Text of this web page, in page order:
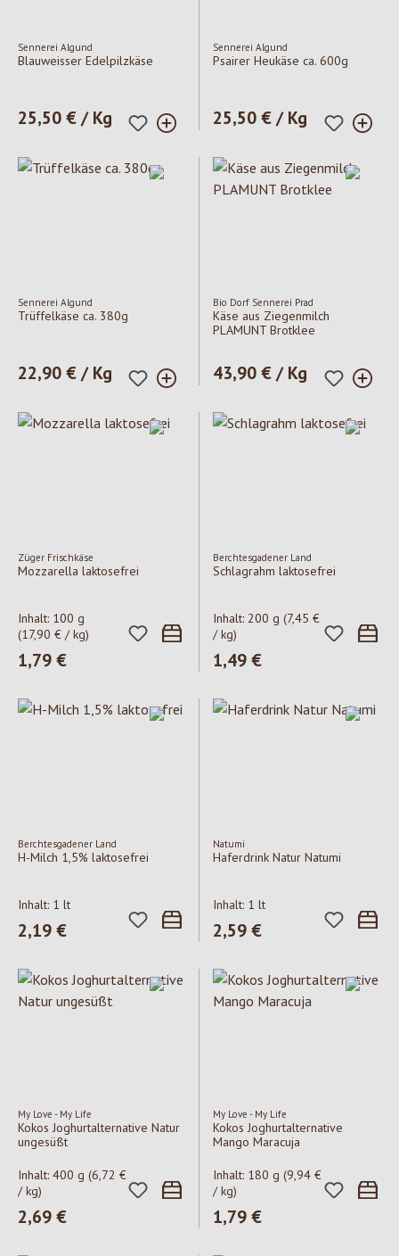
Sennerei Algund
Blauweisser Edelpilzkäse
Regulärer Preis:
25,50 € / Kg
Sennerei Algund
Psairer Heukäse ca. 600g
Regulärer Preis:
25,50 € / Kg
Sennerei Algund
Trüffelkäse ca. 380g
Regulärer Preis:
22,90 € / Kg
Bio Dorf Sennerei Prad
Käse aus Ziegenmilch
PLAMUNT Brotklee
Regulärer Preis:
43,90 € / Kg
Züger Frischkäse
Mozzarella laktosefrei
Inhalt: 100 g
(17,90 € / kg)
Regulärer Preis:
1,79 €
Berchtesgadener Land
Schlagrahm laktosefrei
Inhalt: 200 g (7,45 €
/ kg)
Regulärer Preis:
1,49 €
Berchtesgadener Land
H-Milch 1,5% laktosefrei
Inhalt: 1 lt
Regulärer Preis:
2,19 €
Natumi
Haferdrink Natur Natumi
Inhalt: 1 lt
Regulärer Preis:
2,59 €
My Love - My Life
Kokos Joghurtalternative Natur
ungesüßt
Inhalt: 400 g (6,72 €
/ kg)
Regulärer Preis:
2,69 €
My Love - My Life
Kokos Joghurtalternative
Mango Maracuja
Inhalt: 180 g (9,94 €
/ kg)
Regulärer Preis:
1,79 €